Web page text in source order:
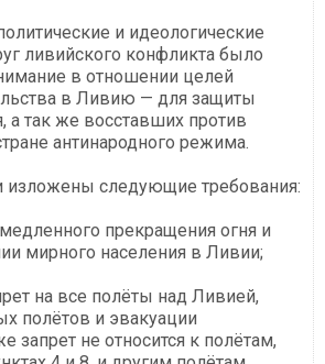
и идеологические
ливийского конфликта было
в отношении целей
в Ливию — для защиты
а так же восставших против
антинародного режима.
следующие требования:
прекращения огня и
мирного населения в Ливии;
на все полёты над Ливией,
полётов и эвакуации
запрет не относится к полётам,